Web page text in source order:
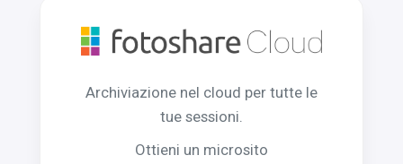
Archiviazione nel cloud per tutte le
tue sessioni.
Ottieni un microsito